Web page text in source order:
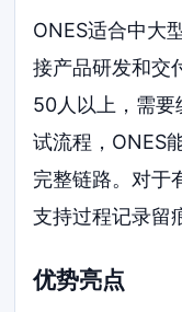
ONES适合中大
接产品研发和交
50人以上，需要
试流程，ONES
完整链路。对于
支持过程记录留
优势亮点